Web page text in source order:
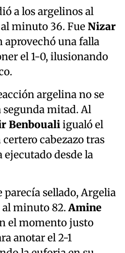
a los argelinos al
minuto 36. FueNizar
aprovechó una falla
el 1-0, ilusionando
argelina no se
segunda mitad. Al
Benboualiigualó el
cabezazo tras
desde la
parecía sellado, Argelia
al minuto 82.Amine
el momento justo
anotar el 2-1